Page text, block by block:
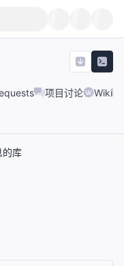
项目讨论 Wiki
的库